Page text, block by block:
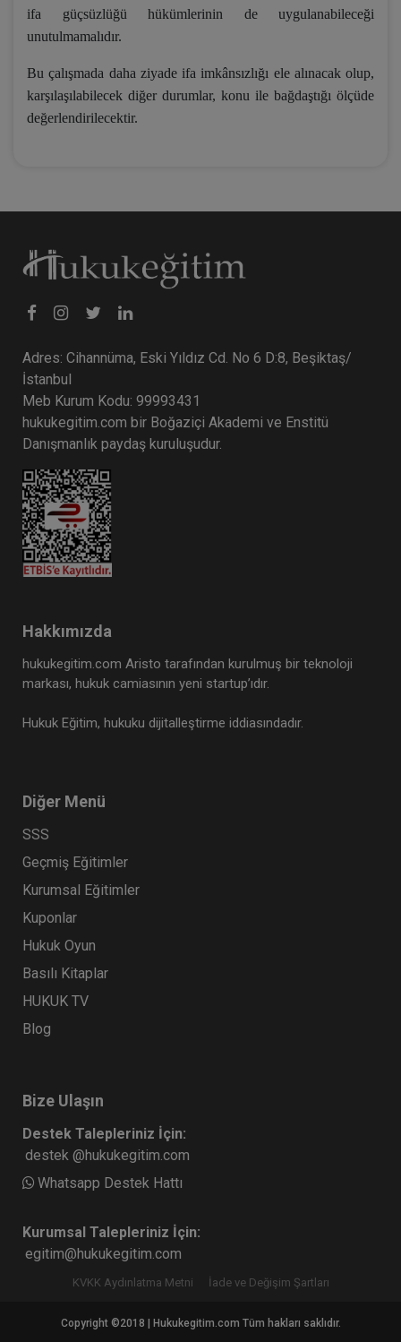
ifa güçsüzlüğü hükümlerinin de uygulanabileceği
unutulmamalıdır.
Bu çalışmada daha ziyade ifa imkânsızlığı ele alınacak olup,
karşılaşılabilecek diğer durumlar, konu ile bağdaştığı ölçüde
değerlendirilecektir.
Adres: Cihannüma, Eski Yıldız Cd. No 6 D:8, Beşiktaş/
İstanbul
Meb Kurum Kodu: 99993431
hukukegitim.com bir Boğaziçi Akademi ve Enstitü
Danışmanlık paydaş kuruluşudur.
Hakkımızda
hukukegitim.com Aristo tarafından kurulmuş bir teknoloji
markası, hukuk camiasının yeni startup’ıdır.
Hukuk Eğitim, hukuku dijitalleştirme iddiasındadır.
Diğer Menü
SSS
Geçmiş Eğitimler
Kurumsal Eğitimler
Kuponlar
Hukuk Oyun
Basılı Kitaplar
HUKUK TV
Blog
Bize Ulaşın
Destek Talepleriniz İçin:
destek @hukukegitim.com
Whatsapp Destek Hattı
Kurumsal Talepleriniz İçin:
egitim@hukukegitim.com
KVKK Aydınlatma Metni İade ve Değişim Şartları
Copyright ©2018 | Hukukegitim.com Tüm hakları saklıdır.